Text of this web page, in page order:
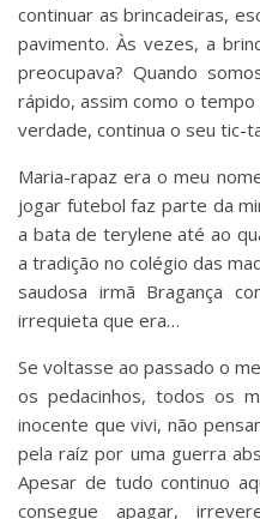
continuar as brincadeiras,
pavimento. Às vezes, a
preocupava? Quando
rápido, assim como o
verdade, continua o seu tic-
Maria-rapaz era o meu
jogar futebol faz parte da
a bata de terylene até ao
a tradição no colégio das
saudosa irmã Bragança
irrequieta que era…
Se voltasse ao passado o
os pedacinhos, todos os
inocente que vivi, não
pela raíz por uma guerra
Apesar de tudo continuo
consegue apagar,